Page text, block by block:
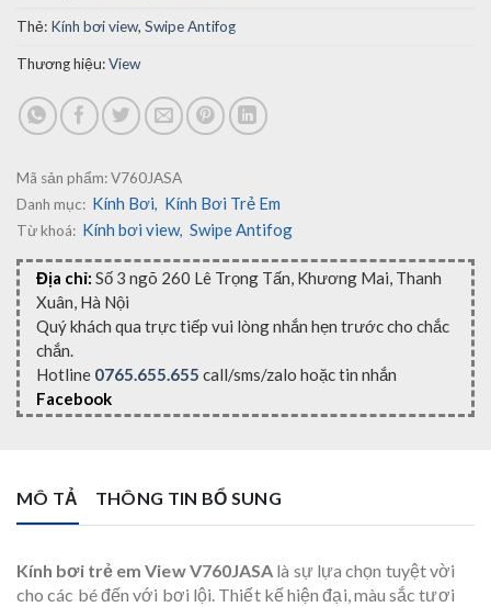
Thẻ: Kính bơi view, Swipe Antifog
Thương hiệu:View
Mã sản phẩm:V760JASA
Danh mục: Kính Bơi, Kính Bơi Trẻ Em
Từ khoá: Kính bơi view, Swipe Antifog
Địa chỉ: Số 3 ngõ 260 Lê Trọng Tấn, Khương Mai, Thanh
Xuân, Hà Nội
Quý khách qua trực tiếp vui lòng nhắn hẹn trước cho chắc
chắn.
Hotline 0765.655.655 call/sms/zalo hoặc tin nhắn
Facebook
MÔ TẢ THÔNG TIN BỔ SUNG
Kính bơi trẻ em View V760JASA là sự lựa chọn tuyệt vời
cho các bé đến với bơi lội. Thiết kế hiện đại, màu sắc tươi